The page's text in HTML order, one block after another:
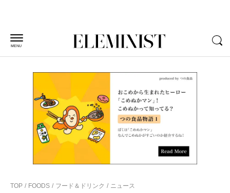
MENU
TOP FOODS フード＆ドリンク ニュース